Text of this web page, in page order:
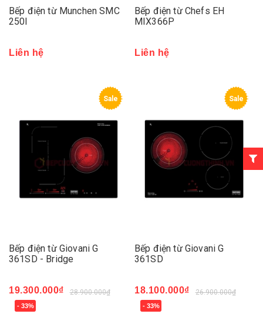
Bếp điện từ Munchen SMC
250I
Liên hệ
Bếp điện từ Chefs EH
MIX366P
Liên hệ
Sale
Bếp điện từ Giovani G
361SD - Bridge
19.300.000₫ 28.900.000₫
- 33%
Sale
Bếp điện từ Giovani G
361SD
18.100.000₫ 26.900.000₫
- 33%